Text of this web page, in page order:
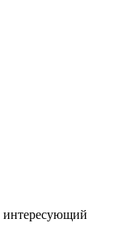
интересующий